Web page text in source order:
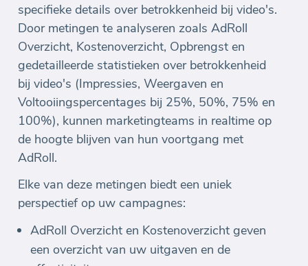
specifieke details over betrokkenheid bij video's.
Door metingen te analyseren zoals AdRoll
Overzicht, Kostenoverzicht, Opbrengst en
gedetailleerde statistieken over betrokkenheid
bij video's (Impressies, Weergaven en
Voltooiingspercentages bij 25%, 50%, 75% en
100%), kunnen marketingteams in realtime op
de hoogte blijven van hun voortgang met
AdRoll.
Elke van deze metingen biedt een uniek
perspectief op uw campagnes:
AdRoll Overzicht en Kostenoverzicht geven
een overzicht van uw uitgaven en de